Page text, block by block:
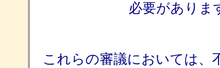
必要がありま
これらの審議においては、